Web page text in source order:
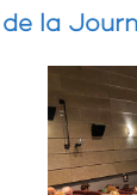
la